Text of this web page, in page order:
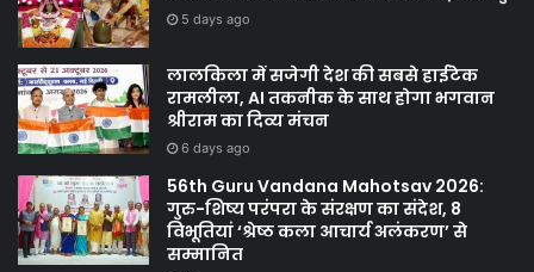
5 days ago
लालकिला में सजेगी देश की सबसे हाईटेक
रामलीला, AI तकनीक के साथ होगा भगवान
श्रीराम का दिव्य मंचन
6 days ago
56th Guru Vandana Mahotsav 2026:
गुरु-शिष्य परंपरा के संरक्षण का संदेश, 8
विभूतियां ‘श्रेष्ठ कला आचार्य अलंकरण’ से
सम्मानित